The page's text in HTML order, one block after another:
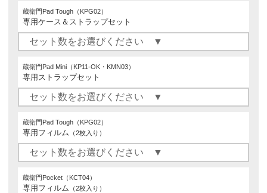
蔵衛門Pad Tough（KPG02）
専用ケース＆ストラップセット
蔵衛門Pad Mini（KP11-OK・KMN03）
専用ストラップセット
蔵衛門Pad Tough（KPG02）
専用フィルム （2枚入り）
蔵衛門Pocket（KCT04）
専用フィルム （2枚入り）